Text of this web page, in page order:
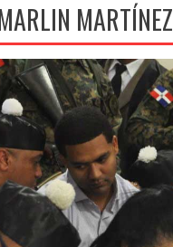
MARTÍNEZ